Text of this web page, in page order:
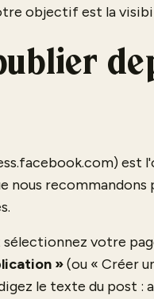
objectif est la
nous
votre
»(ou « Créer
le texte du post :